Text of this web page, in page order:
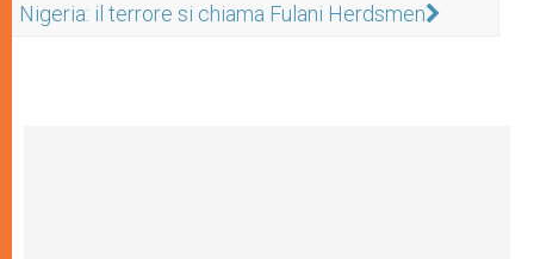
Nigeria: il terrore si chiama Fulani Herdsmen